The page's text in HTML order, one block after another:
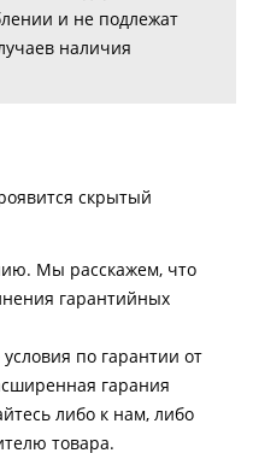
и не подлежат
наличия
скрытый
Мы расскажем, что
гарантийных
по гарантии от
гарания
либо к нам, либо
товара.